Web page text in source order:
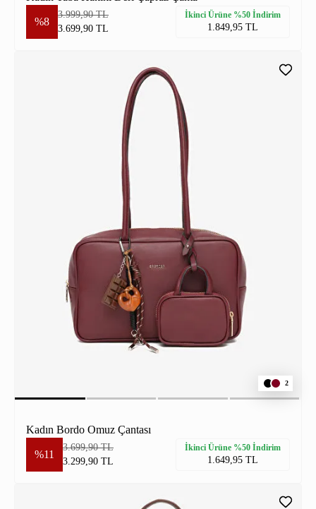
%8
3.999,90 TL
3.699,90 TL
İkinci Ürüne %50 İndirim
1.849,95 TL
2
Kadın Bordo Omuz Çantası
%11
3.699,90 TL
3.299,90 TL
İkinci Ürüne %50 İndirim
1.649,95 TL